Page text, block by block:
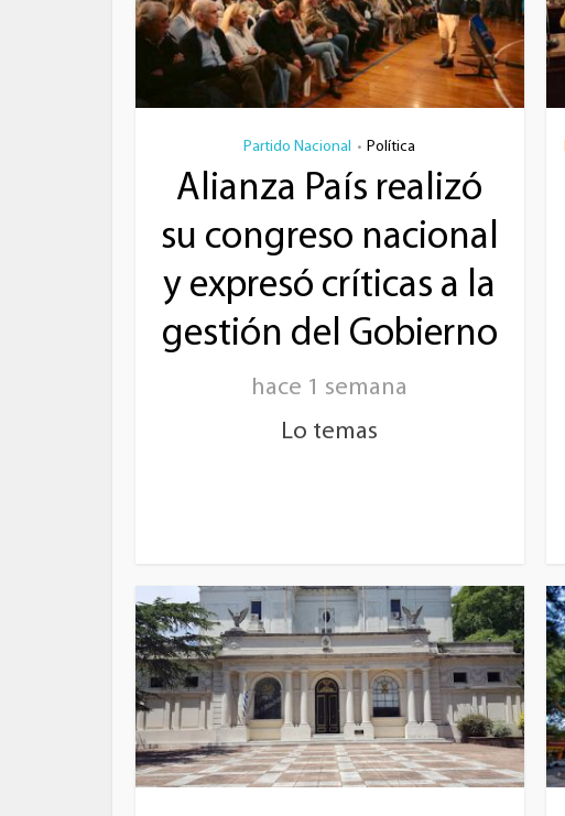
Partido Nacional • Política
Alianza País realizó
su congreso nacional
y expresó críticas a la
gestión del Gobierno
hace 1 semana
Lo temas